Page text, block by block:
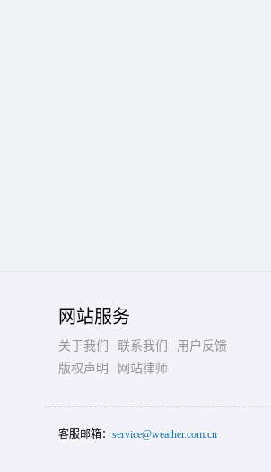
网站服务
关于我们 联系我们
用户反馈
版权声明
网站律师
客服邮箱： service@weather.com.cn